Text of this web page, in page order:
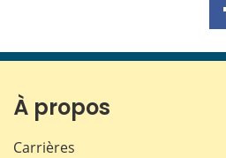
À propos
Carrières